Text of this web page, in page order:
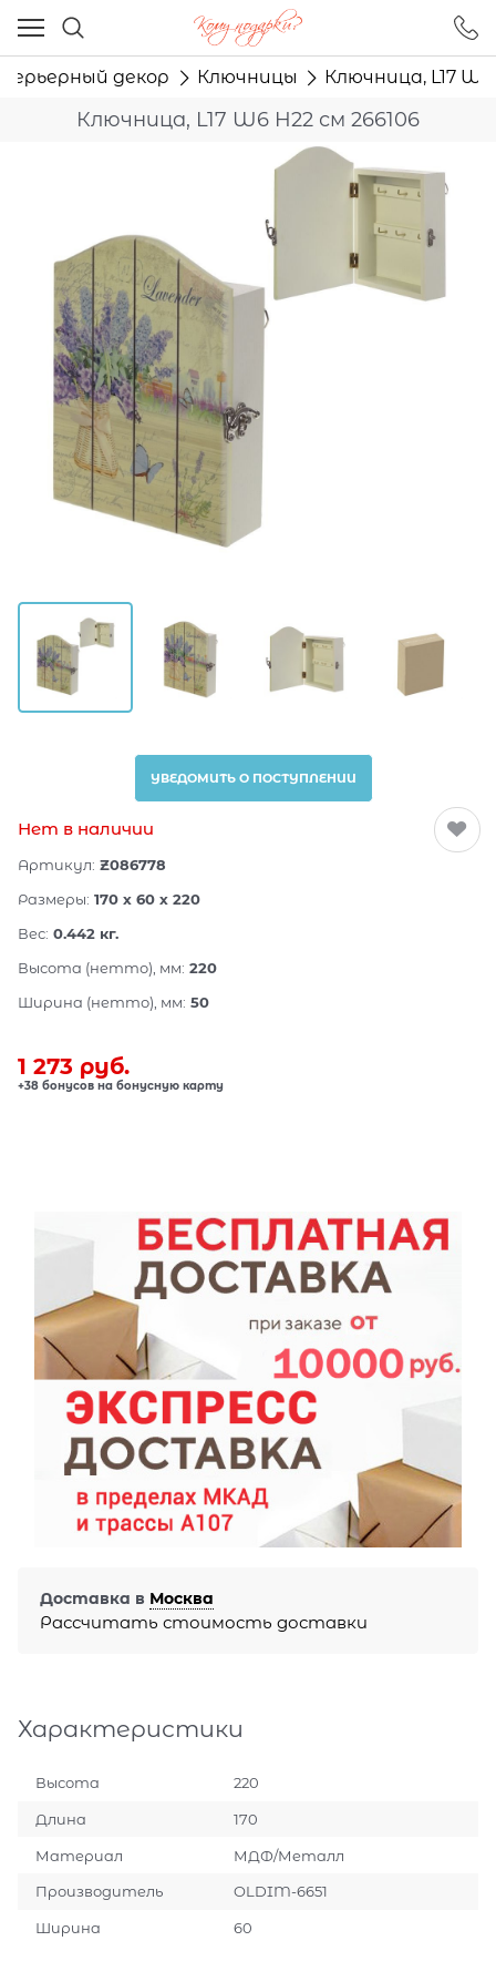
декор Ключницы Ключница, L17 W6
Ключница, L17 W6 H22 см 266106
УВЕДОМИТЬ О ПОСТУПЛЕНИИ
Нет в наличии
Артикул: Z086778
Размеры: 170 x 60 x 220
Вес: 0.442 кг.
Высота (нетто), мм: 220
Ширина (нетто), мм: 50
1 273 руб.
+38 бонусов на бонусную карту
Доставка в Москва
Рассчитать стоимость доставки
Характеристики
Высота 220
Длина 170
Материал МДФ/Металл
Производитель OLDIM-6651
Ширина 60
Ваш город - Москва,
угадали?
ДА НЕТ